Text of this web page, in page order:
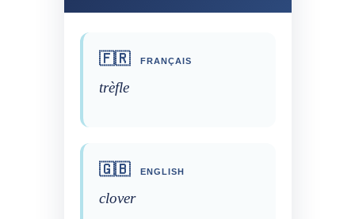
🇫🇷 FRANÇAIS
trèfle
🇬🇧 ENGLISH
clover